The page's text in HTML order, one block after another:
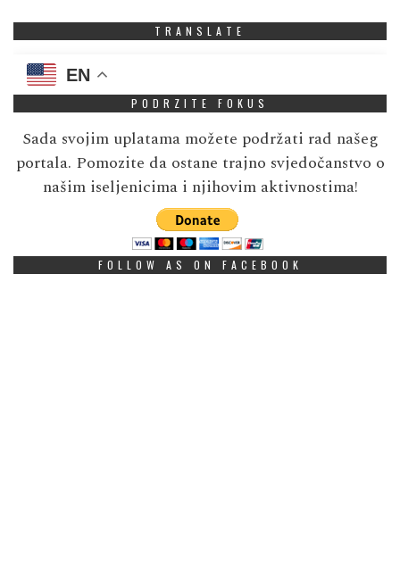
TRANSLATE
EN
PODRZITE FOKUS
Sada svojim uplatama možete podržati rad našeg
portala. Pomozite da ostane trajno svjedočanstvo o
našim iseljenicima i njihovim aktivnostima!
FOLLOW AS ON FACEBOOK